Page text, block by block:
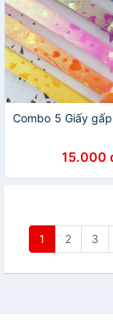
Combo 5 Giấy
15.000
1 2 3